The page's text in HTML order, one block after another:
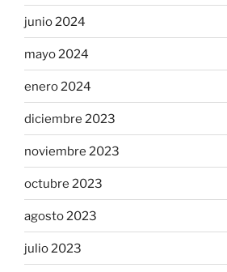
junio 2024
mayo 2024
enero 2024
diciembre 2023
noviembre 2023
octubre 2023
agosto 2023
julio 2023